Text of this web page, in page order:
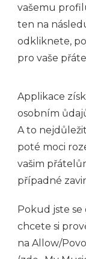
vašemu
ten na
odkliknete,
pro vaše
Applikace
osobním
A to
poté moci
vašim
případné
Pokud jste
chcete si
na Allow/